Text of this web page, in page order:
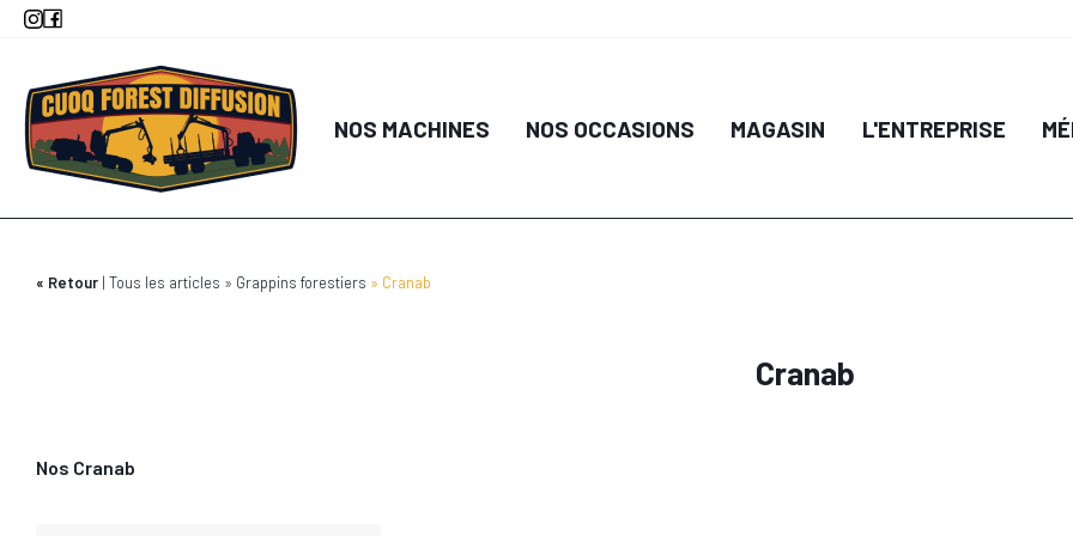
Aller
principal
NOS MACHINES NOS OCCASIONS MAGASIN L'ENTREPRISE
Retour Tous les articles Grappins forestiers Cranab
Cranab
Nos Cranab
AJOUTER AU PANIER AJOUTER AU PANIER